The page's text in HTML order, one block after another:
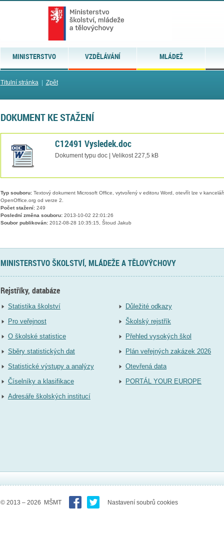
MINISTERSTVO VZDĚLÁVÁNÍ MLÁDEŽ
Titulní stránka| Zpět
DOKUMENT KE STAŽENÍ
C12491 Vysledek.doc
Dokument typu doc | Velikost 227,5 kB
Typ souboru:Textový dokument Microsoft Office, vytvořený v editoru Word, otevřít lze v
OpenOffice.org od verze 2.
Počet stažení:249
Poslední změna souboru:2013-10-02 22:01:26
Soubor publikován:2012-08-28 10:35:15, Štoud Jakub
MINISTERSTVO ŠKOLSTVÍ, MLÁDEŽE A TĚLOVÝCHOVY
Rejstříky, databáze
Statistika školství
Pro veřejnost
O školské statistice
Sběry statistických dat
Statistické výstupy a analýzy
Číselníky a klasifikace
Adresáře školských institucí
Důležité odkazy
Školský rejstřík
Přehled vysokých škol
Plán veřejných zakázek 2026
Otevřená data
PORTÁL YOUR EUROPE
© 2013 – 2026 MŠMT Nastavení soubrů cookies